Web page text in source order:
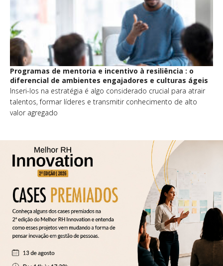
Programas de mentoria e incentivo à resiliência : o
diferencial de ambientes engajadores e culturas ágeis
Inseri-los na estratégia é algo considerado crucial para atrair
talentos, formar líderes e transmitir conhecimento de alto
valor agregado